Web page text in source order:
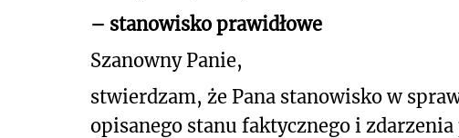
– stanowisko prawidłowe
Szanowny Panie,
stwierdzam, że Pana stanowisko w
opisanego stanu faktycznego i